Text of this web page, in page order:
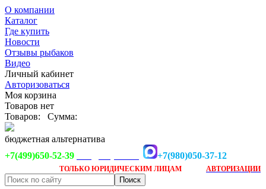
О компании
Каталог
Где купить
Новости
Отзывы рыбаков
Видео
Личный кабинет
Авторизоваться
Моя корзина
Товаров нет
Товаров:
Сумма:
бюджетная альтернатива
+7(499)650-52-39
+7(980)050-37-12
ТОЛЬКО ЮРИДИЧЕСКИМ ЛИЦАМ АВТОРИЗАЦИИ